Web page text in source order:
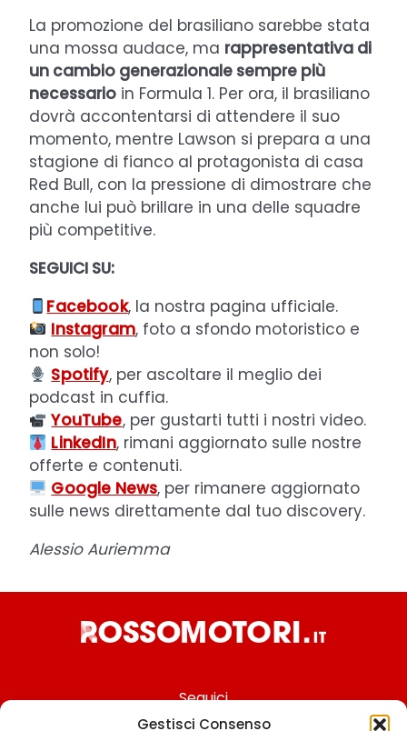
Gestisci Consenso
La promozione del brasiliano sarebbe stata
una mossa audace, ma rappresentativa di
un cambio generazionale sempre più
necessario in Formula 1. Per ora, il brasiliano
dovrà accontentarsi di attendere il suo
momento, mentre Lawson si prepara a una
stagione di fianco al protagonista di casa
Red Bull, con la pressione di dimostrare che
anche lui può brillare in una delle squadre
più competitive.
SEGUICI SU:
Facebook, la nostra pagina ufficiale.
Instagram, foto a sfondo motoristico e
non solo!
Spotify, per ascoltare il meglio dei
podcast in cuffia.
YouTube, per gustarti tutti i nostri video.
LinkedIn, rimani aggiornato sulle nostre
offerte e contenuti.
Google News, per rimanere aggiornato
sulle news direttamente dal tuo discovery.
Alessio Auriemma
Seguici